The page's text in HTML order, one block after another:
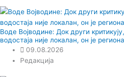
Воде Војводине: Док други
водостаја није локалан, он је
09.08.2026
Редакција